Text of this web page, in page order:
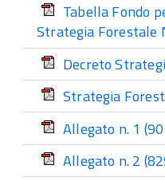
Tabella Fondo
Strategia Forestale
Decreto
Strategia
Allegato n. 1
Allegato n. 2